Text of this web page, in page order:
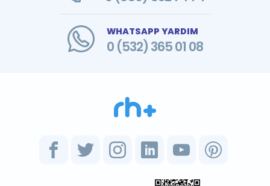
WHATSAPP YARDIM
0 (532) 365 01 08